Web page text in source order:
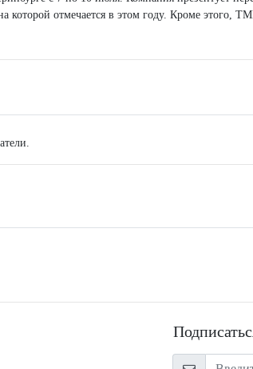
отмечается в этом году. Кроме этого,